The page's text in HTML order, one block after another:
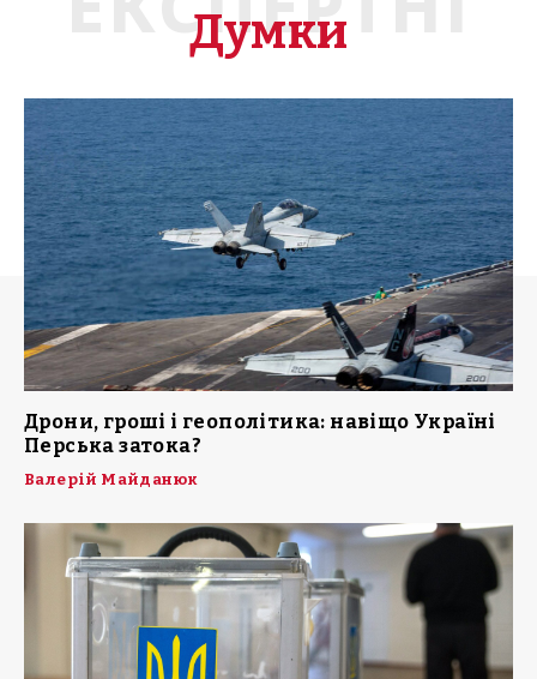
Думки
Дрони, гроші і геополітика: навіщо Україні
Перська затока?
Валерій Майданюк